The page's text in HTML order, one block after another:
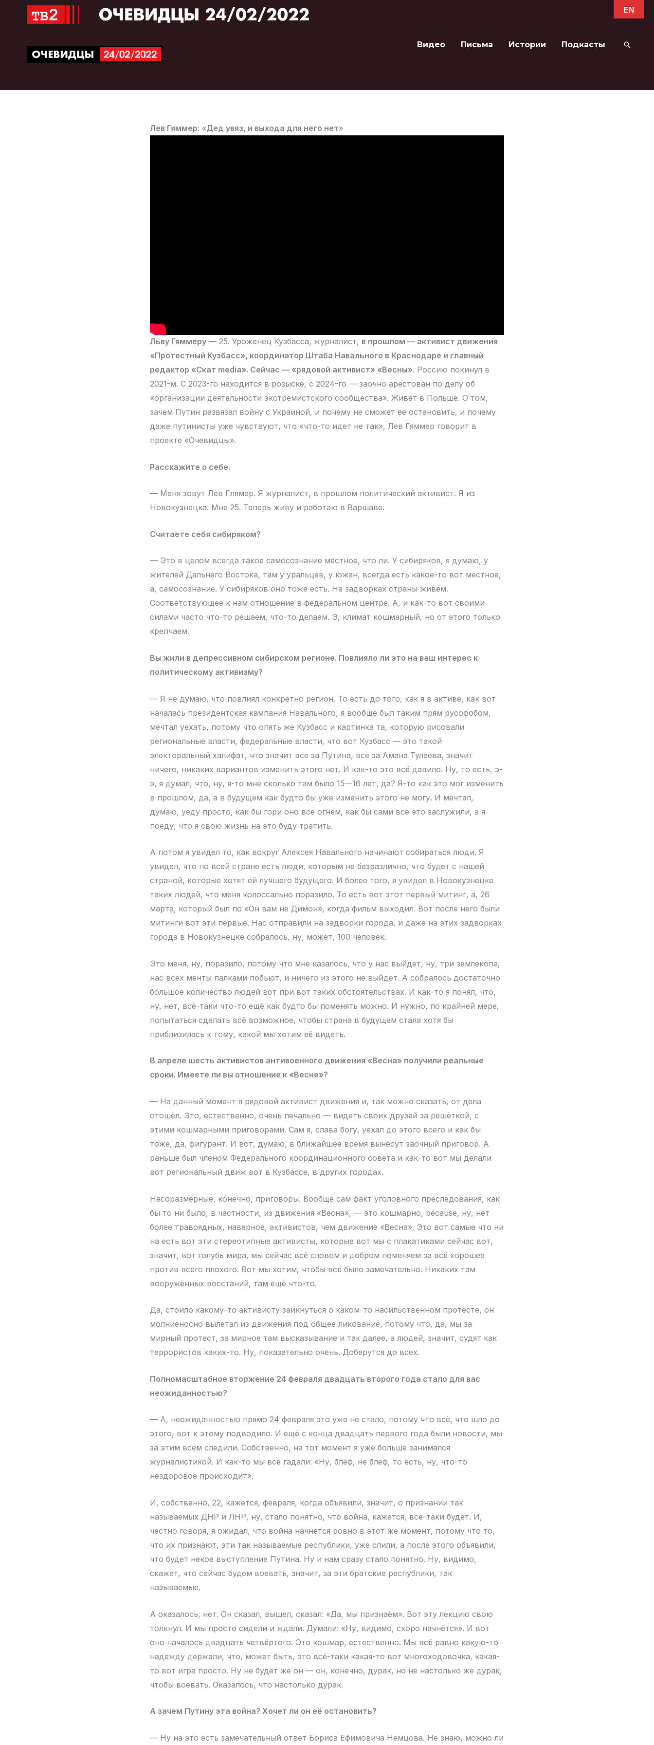
Перейти
Видео Письма Истории Подкасты Поиск
Лев Гяммер: «Дед увяз, и выхода для него нет»
Льву Гяммеру — 25. Уроженец Кузбасса, журналист, в прошлом — активист движения
«Протестный Кузбасс», координатор Штаба Навального в Краснодаре и главный
редактор «Скат media». Сейчас — «рядовой активист» «Весны». Россию покинул в
2021-м. С 2023-го находится в розыске, с 2024-го — заочно арестован по делу об
«организации деятельности экстремистского сообщества». Живет в Польше. О том,
зачем Путин развязал войну с Украиной, и почему не сможет ее остановить, и почему
даже путинисты уже чувствуют, что «что-то идет не так», Лев Гяммер говорит в
проекте «Очевидцы».
Расскажите о себе.
— Меня зовут Лев Глямер. Я журналист, в прошлом политический активист. Я из
Новокузнецка. Мне 25. Теперь живу и работаю в Варшаве.
Считаете себя сибиряком?
— Это в целом всегда такое самосознание местное, что ли. У сибиряков, я думаю, у
жителей Дальнего Востока, там у уральцев, у южан, всегда есть какое-то вот местное,
а, самосознание. У сибиряков оно тоже есть. На задворках страны живём.
Соответствующее к нам отношение в федеральном центре. А, и как-то вот своими
силами часто что-то решаем, что-то делаем. Э, климат кошмарный, но от этого только
крепчаем.
Вы жили в депрессивном сибирском регионе. Повлияло ли это на ваш интерес к
политическому активизму?
— Я не думаю, что повлиял конкретно регион. То есть до того, как я в активе, как вот
началась президентская кампания Навального, я вообще был таким прям русофобом,
мечтал уехать, потому что опять же Кузбасс и картинка та, которую рисовали
региональные власти, федеральные власти, что вот Кузбасс — это такой
электоральный халифат, что значит все за Путина, все за Амана Тулеева, значит
ничего, никаких вариантов изменить этого нет. И как-то это всё давило. Ну, то есть, э-
э, я думал, что, ну, я-то мне сколько там было 15—16 лет, да? Я-то как это мог изменить
в прошлом, да, а в будущем как будто бы уже изменить этого не могу. И мечтал,
думаю, уеду просто, как бы гори оно всё огнём, как бы сами всё это заслужили, а я
поеду, что я свою жизнь на это буду тратить.
А потом я увидел то, как вокруг Алексея Навального начинают собираться люди. Я
увидел, что по всей стране есть люди, которым не безразлично, что будет с нашей
страной, которые хотят ей лучшего будущего. И более того, я увидел в Новокузнецке
таких людей, что меня колоссально поразило. То есть вот этот первый митинг, а, 26
марта, который был по «Он вам не Димон», когда фильм выходил. Вот после него были
митинги вот эти первые. Нас отправили на задворки города, и даже на этих задворках
города в Новокузнецке собралось, ну, может, 100 человек.
Это меня, ну, поразило, потому что мне казалось, что у нас выйдет, ну, три землекопа,
нас всех менты палками побьют, и ничего из этого не выйдет. А собралось достаточно
большое количество людей вот при вот таких обстоятельствах. И как-то я понял, что,
ну, нет, всё-таки что-то ещё как будто бы поменять можно. И нужно, по крайней мере,
попытаться сделать всё возможное, чтобы страна в будущем стала хотя бы
приблизилась к тому, какой мы хотим её видеть.
В апреле шесть активистов антивоенного движения «Весна» получили реальные
сроки. Имеете ли вы отношение к «Весне»?
— На данный момент я рядовой активист движения и, так можно сказать, от дела
отошёл. Это, естественно, очень печально — видеть своих друзей за решёткой, с
этими кошмарными приговорами. Сам я, слава богу, уехал до этого всего и как бы
тоже, да, фигурант. И вот, думаю, в ближайшее время вынесут заочный приговор. А
раньше был членом Федерального координационного совета и как-то вот мы делали
вот региональный движ вот в Кузбассе, в других городах.
Несоразмерные, конечно, приговоры. Вообще сам факт уголовного преследования, как
бы то ни было, в частности, из движения «Весна», — это кошмарно, because, ну, нет
более травоядных, наверное, активистов, чем движение «Весна». Это вот самые что ни
на есть вот эти стереотипные активисты, которые вот мы с плакатиками сейчас вот,
значит, вот голубь мира, мы сейчас всё словом и добром поменяем за всё хорошее
против всего плохого. Вот мы хотим, чтобы всё было замечательно. Никаких там
вооружённых восстаний, там ещё что-то.
Да, стоило какому-то активисту заикнуться о каком-то насильственном протесте, он
молниеносно вылетал из движения под общее ликование, потому что, да, мы за
мирный протест, за мирное там высказывание и так далее, а людей, значит, судят как
террористов каких-то. Ну, показательно очень. Доберутся до всех.
Полномасштабное вторжение 24 февраля двадцать второго года стало для вас
неожиданностью?
— А, неожиданностью прямо 24 февраля это уже не стало, потому что всё, что шло до
этого, вот к этому подводило. И ещё с конца двадцать первого года были новости, мы
за этим всем следили. Собственно, на тот момент я уже больше занимался
журналистикой. И как-то мы всё гадали: «Ну, блеф, не блеф, то есть, ну, что-то
нездоровое происходит».
И, собственно, 22, кажется, февраля, когда объявили, значит, о признании так
называемых ДНР и ЛНР, ну, стало понятно, что война, кажется, всё-таки будет. И,
честно говоря, я ожидал, что война начнётся ровно в этот же момент, потому что то,
что их признают, эти так называемые республики, уже слили, а после этого объявили,
что будет некое выступление Путина. Ну и нам сразу стало понятно. Ну, видимо,
скажет, что сейчас будем воевать, значит, за эти братские республики, так
называемые.
А оказалось, нет. Он сказал, вышел, сказал: «Да, мы признаём». Вот эту лекцию свою
толкнул. И мы просто сидели и ждали. Думали: «Ну, видимо, скоро начнётся». И вот
оно началось двадцать четвёртого. Это кошмар, естественно. Мы всё равно какую-то
надежду держали, что, может быть, это всё-таки какая-то вот многоходовочка, какая-
то вот игра просто. Ну не будет же он — он, конечно, дурак, но не настолько же дурак,
чтобы воевать. Оказалось, что настолько дурак.
А зачем Путину эта война? Хочет ли он её остановить?
— Ну на это есть замечательный ответ Бориса Ефимовича Немцова. Не знаю, можно ли
EN